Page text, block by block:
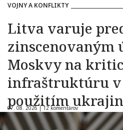
VOJNY A KONFLIKTY
Litva varuje
zinscenovaným
Moskvy na
infraštruktúru v
použitím
07. 08. 2026 |12 komentárov